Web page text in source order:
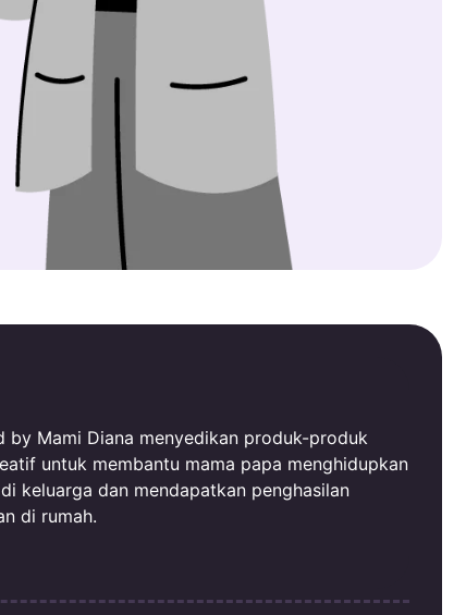
by Mami Diana menyedikan produk-produk
untuk membantu mama papa menghidupkan
keluarga dan mendapatkan penghasilan
di rumah.